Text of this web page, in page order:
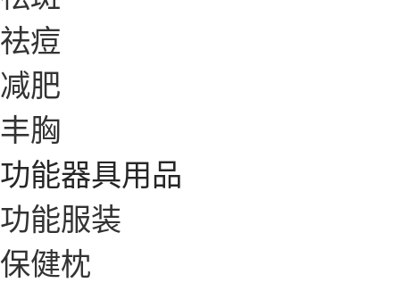
祛痘
减肥
丰胸
功能器具用品
功能服装
保健枕